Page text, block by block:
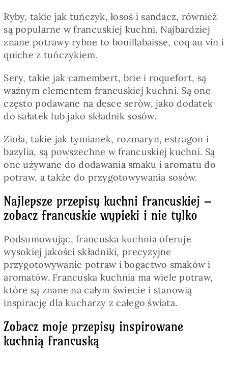
Ryby, takie jak tuńczyk, łosoś i sandacz, również
są popularne w francuskiej kuchni. Najbardziej
znane potrawy rybne to bouillabaisse, coq au vin i
quiche z tuńczykiem.
Sery, takie jak camembert, brie i roquefort, są
ważnym elementem francuskiej kuchni. Są one
często podawane na desce serów, jako dodatek
do sałatek lub jako składnik sosów.
Zioła, takie jak tymianek, rozmaryn, estragon i
bazylia, są powszechne w francuskiej kuchni. Są
one używane do dodawania smaku i aromatu do
potraw, a także do przygotowywania sosów.
Najlepsze przepisy kuchni francuskiej –
zobacz francuskie wypieki i nie tylko
Podsumowując, francuska kuchnia oferuje
wysokiej jakości składniki, precyzyjne
przygotowywanie potraw i bogactwo smaków i
aromatów. Francuska kuchnia ma wiele potraw,
które są znane na całym świecie i stanowią
inspirację dla kucharzy z całego świata.
Zobacz moje przepisy inspirowane
kuchnią francuską